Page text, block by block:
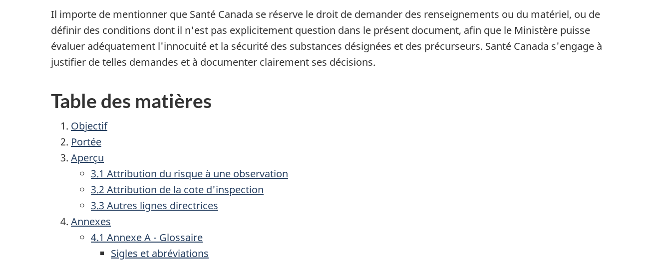
Il importe de mentionner que Santé Canada se réserve le droit de demander des renseignements ou du matériel, ou de
définir des conditions dont il n'est pas explicitement question dans le présent document, afin que le Ministère puisse
évaluer adéquatement l'innocuité et la sécurité des substances désignées et des précurseurs. Santé Canada s'engage à
justifier de telles demandes et à documenter clairement ses décisions.
Table des matières
Objectif
Portée
Aperçu
3.1 Attribution du risque à une observation
3.2 Attribution de la cote d'inspection
3.3 Autres lignes directrices
Annexes
4.1 Annexe A - Glossaire
Sigles et abréviations